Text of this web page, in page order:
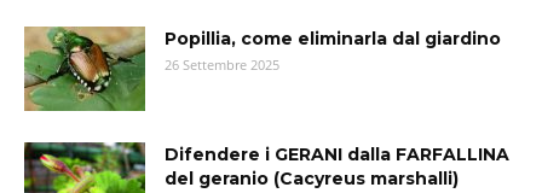
Popillia, come eliminarla dal giardino
26 Settembre 2025
Difendere i GERANI dalla FARFALLINA
del geranio (Cacyreus marshalli)